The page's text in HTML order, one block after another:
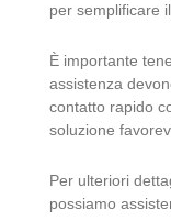
per semplificare
È importante
assistenza
contatto rapido
soluzione
Per ulteriori
possiamo